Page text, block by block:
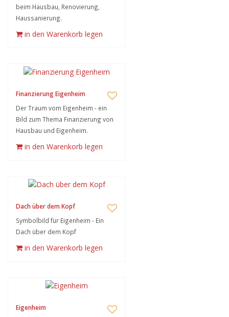
beim Hausbau, Renovierung,
Haussanierung.
in den Warenkorb legen
Finanzierung Eigenheim
Der Traum vom Eigenheim - ein
Bild zum Thema Finanzierung von
Hausbau und Eigenheim.
in den Warenkorb legen
Dach über dem Kopf
Symbolbild für Eigenheim - Ein
Dach über dem Kopf
in den Warenkorb legen
Eigenheim